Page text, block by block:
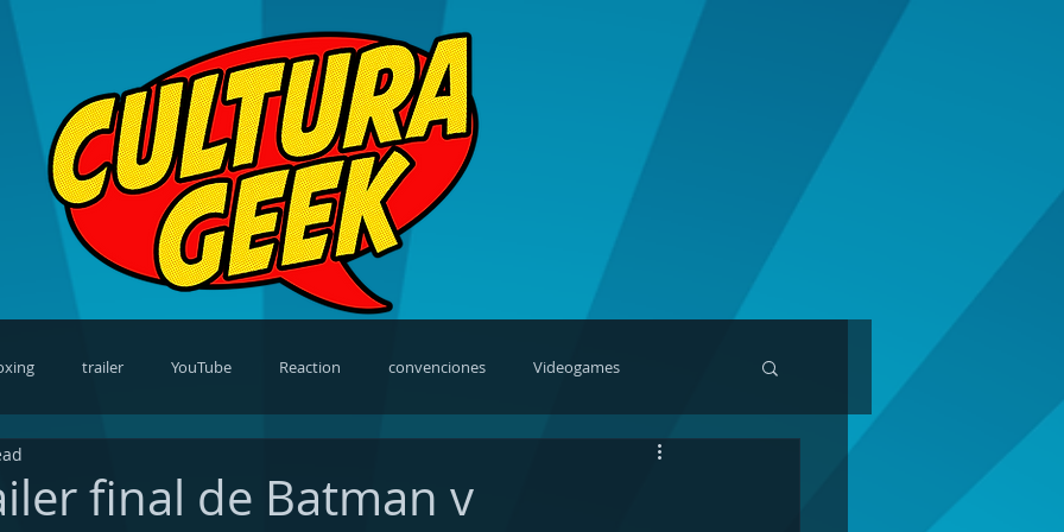
trailer YouTube Reaction convenciones Videogames
final de Batman v